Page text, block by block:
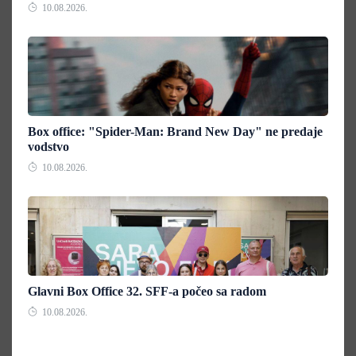
10.08.2026.
Box office: "Spider-Man: Brand New Day" ne predaje
vodstvo
10.08.2026.
Glavni Box Office 32. SFF-a počeo sa radom
10.08.2026.